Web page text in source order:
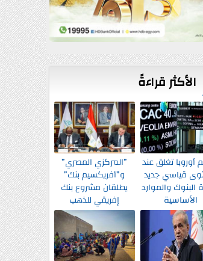
الأكثر قراءةً
تغلق عند
قياسي جديد
البنوك والموارد
الأساسية
”المركزي المصري”
و”أفريكسيم بنك”
يطلقان مشروع بنك
إفريقي للذهب